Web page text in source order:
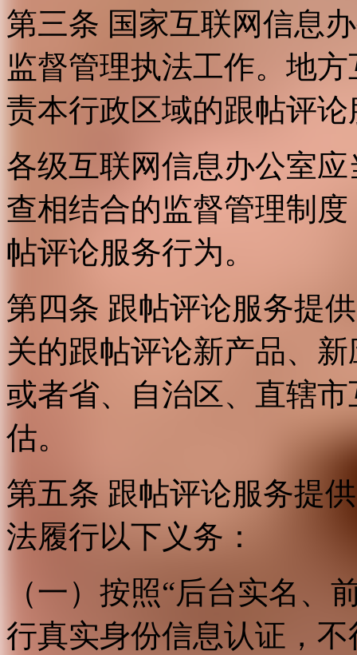
第三条 国家互联网信息
监督管理执法工作。地
责本行政区域的跟帖评
各级互联网信息办公室
查相结合的监督管理制
帖评论服务行为。
第四条 跟帖评论服务提
关的跟帖评论新产品、
或者省、自治区、直辖
估。
第五条 跟帖评论服务提
法履行以下义务：
（一）按照“后台实名、
行真实身份信息认证，